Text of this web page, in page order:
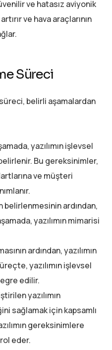
ve hatasız aviyonik
ve hava araçlarının
Süreci
belirli aşamalardan
yazılımın işlevsel
Bu gereksinimler,
ve müşteri
belirlenmesinin ardından,
yazılımın mimarisi
ardından, yazılımın
yazılımın işlevsel
edilir.
yazılımın
sağlamak için kapsamlı
gereksinimlere
eder.